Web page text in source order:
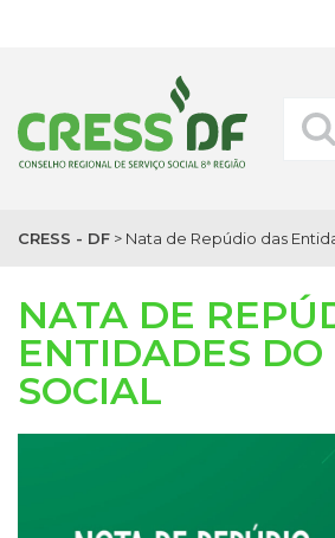
CRESS - DF > Nata de Repúdio das
NATA DE
ENTIDADES DO
SOCIAL